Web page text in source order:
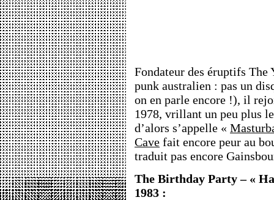
Fondateur des éruptifs The
punk australien : pas un
on en parle encore !), il
1978, vrillant un peu plus
d’alors s’appelle «
Cave fait encore peur au
traduit pas encore
The Birthday Party – «
1983 :